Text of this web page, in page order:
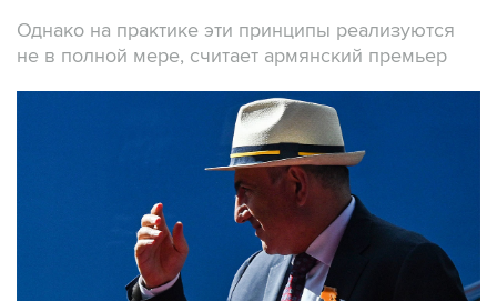
Однако на практике эти принципы реализуются
не в полной мере, считает армянский премьер